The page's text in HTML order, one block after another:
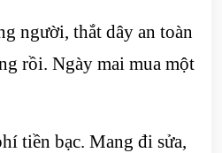
người, thắt dây an toàn
rồi. Ngày mai mua một
tiền bạc. Mang đi sửa,